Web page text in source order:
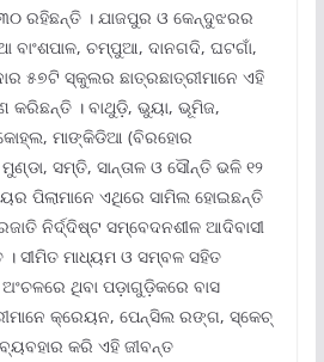
ରହିଛନ୍ତି । ଯାଜପୁର ଓ କେନ୍ଦୁଝରର
ବାଂଶପାଳ, ଚମ୍ପୁଆ, ଦାନଗଦି, ଘଟଗାଁ,
୫୭ଟି ସ୍କୁଲର ଛାତ୍ରଛାତ୍ରୀମାନେ ଏହି
କରିଛନ୍ତି । ବାଥୁଡ଼ି, ଭୁୟା, ଭୂମିଜ,
ମାଙ୍କିଡିଆ (ବିରହୋର
ସମ୍‌ତି, ସାନ୍ତାଳ ଓ ସୌନ୍ତି ଭଳି ୧୨
ପିଲାମାନେ ଏଥିରେ ସାମିଲ ହୋଇଛନ୍ତି
ନିର୍ଦ୍ଦିଷ୍ଟ ସମ୍ବେଦନଶୀଳ ଆଦିବାସୀ
ସୀମିତ ମାଧ୍ୟମ ଓ ସମ୍ବଳ ସହିତ
ଥିବା ପଡ଼ାଗୁଡ଼ିକରେ ବାସ
କ୍ରେୟନ, ପେନ୍‌ସିଲ ରଙ୍ଗ, ସ୍କେଚ୍
କରି ଏହି ଜୀବନ୍ତ